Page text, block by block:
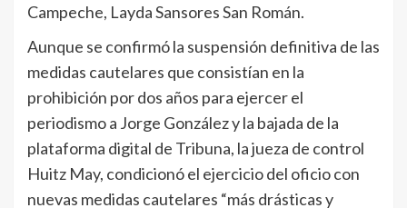
Campeche, Layda Sansores San Román.
Aunque se confirmó la suspensión definitiva de las
medidas cautelares que consistían en la
prohibición por dos años para ejercer el
periodismo a Jorge González y la bajada de la
plataforma digital de Tribuna, la jueza de control
Huitz May, condicionó el ejercicio del oficio con
nuevas medidas cautelares “más drásticas y